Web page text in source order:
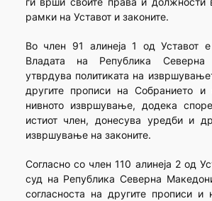
рамки на Уставот и законите.
Во член 91 алинеја 1 од Уставот
Владата на Република Северна
утврдува политиката на
другите прописи на Собранието и
нивното извршување, додека
истиот член, донесува уредби и
извршување на законите.
Согласно со член 110 алинеја 2 од
суд на Република Северна
согласноста на другите прописи и